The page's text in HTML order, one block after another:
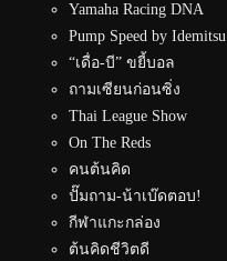
Yamaha Racing DNA
Pump Speed by Idemitsu
“เดื่อ-บี” ขยี้บอล
ถามเซียนก่อนซิ่ง
Thai League Show
On The Reds
คนต้นคิด
ปั๊มถาม-น้าเบ๊ดตอบ!
กีฬาแกะกล่อง
ต้นคิดชีวิตดี